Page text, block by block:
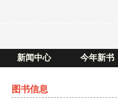
新闻中心 今年新书
图书信息